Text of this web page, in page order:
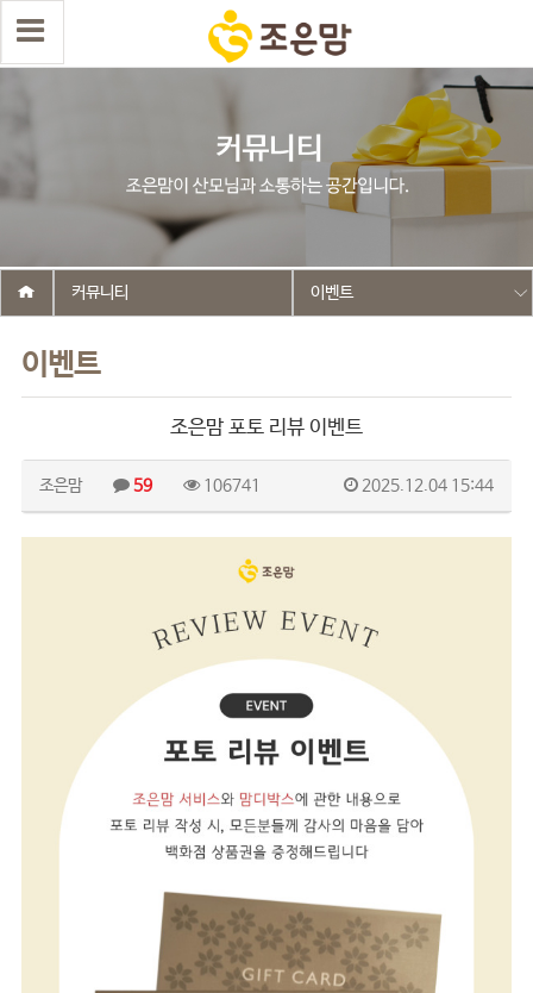
이벤트
커뮤니티 이벤트
조은맘 포토 리뷰 이벤트
조은맘 59 106741 2025.12.04 15:44